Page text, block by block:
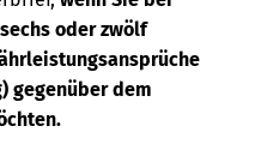
oder zwölf
gegenüber dem